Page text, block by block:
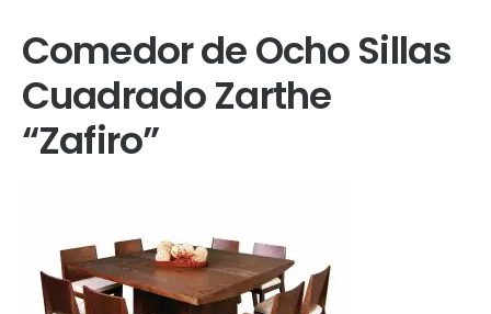
Comedor de Ocho Sillas
Cuadrado Zarthe
“Zafiro”